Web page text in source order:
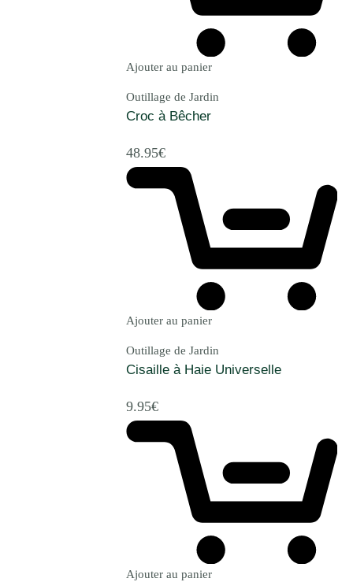
Ajouter au panier
Outillage de Jardin
Croc à Bêcher
48.95€
Ajouter au panier
Outillage de Jardin
Cisaille à Haie Universelle
9.95€
Ajouter au panier